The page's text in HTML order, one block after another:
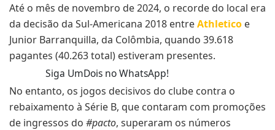
Até o mês de novembro de 2024, o recorde do local era
da decisão da Sul-Americana 2018 entreAthletico e
Junior Barranquilla, da Colômbia, quando 39.618
pagantes (40.263 total) estiveram presentes.
Siga UmDois no WhatsApp!
No entanto, os jogos decisivos do clube contra o
rebaixamento à Série B, que contaram com promoções
de ingressos do #pacto, superaram os números